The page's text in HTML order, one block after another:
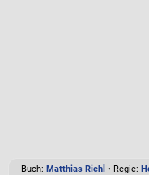
Buch: Matthias Riehl • Regie: